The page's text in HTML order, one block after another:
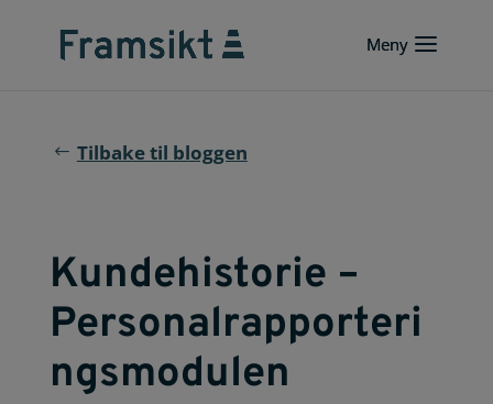
Tilbake til bloggen
Kundehistorie –
Personalrapporteri
ngsmodulen